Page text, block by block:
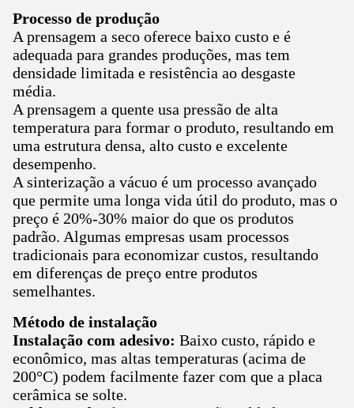
Processo de produção
A prensagem a seco oferece baixo custo e é
adequada para grandes produções, mas tem
densidade limitada e resistência ao desgaste
média.
A prensagem a quente usa pressão de alta
temperatura para formar o produto, resultando em
uma estrutura densa, alto custo e excelente
desempenho.
A sinterização a vácuo é um processo avançado
que permite uma longa vida útil do produto, mas o
preço é 20%-30% maior do que os produtos
padrão. Algumas empresas usam processos
tradicionais para economizar custos, resultando
em diferenças de preço entre produtos
semelhantes.
Método de instalação
Instalação com adesivo: Baixo custo, rápido e
econômico, mas altas temperaturas (acima de
200°C) podem facilmente fazer com que a placa
cerâmica se solte.